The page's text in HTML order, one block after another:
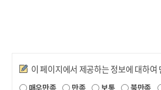
만족도조사
이 페이지에서 제공하는 정보에 대하여
매우만족 만족 보통 불만족